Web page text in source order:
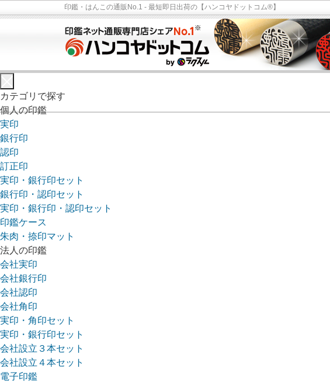
印鑑・はんこの通販No.1 - 最短即日出荷の【ハンコヤドットコム®】
カテゴリで探す
個人の印鑑
実印
銀行印
認印
訂正印
実印・銀行印セット
銀行印・認印セット
実印・銀行印・認印セット
印鑑ケース
朱肉・捺印マット
法人の印鑑
会社実印
会社銀行印
会社認印
会社角印
実印・角印セット
実印・銀行印セット
会社設立３本セット
会社設立４本セット
電子印鑑